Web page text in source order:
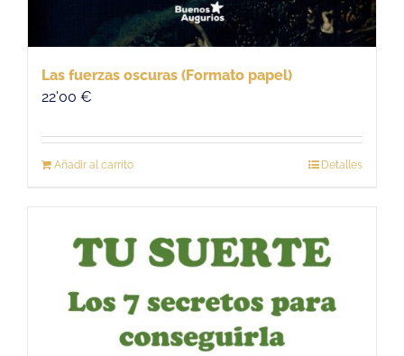
Las fuerzas oscuras (Formato papel)
22'00 €
Añadir al carrito Detalles